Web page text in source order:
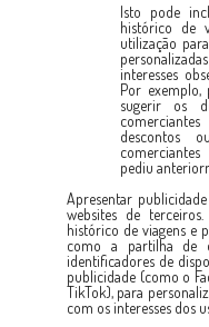
Isto pode
histórico de
utilização
interesses
Por exemplo,
sugerir os
descontos
pediu
Apresentar
websites de
histórico de viagens e
como a partilha de
identificadores de
publicidade (como o
TikTok), para
com os interesses dos